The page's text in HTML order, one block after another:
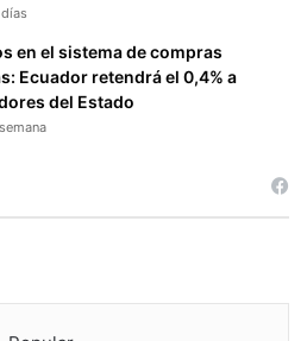
en el sistema de compras
Ecuador retendrá el 0,4% a
del Estado